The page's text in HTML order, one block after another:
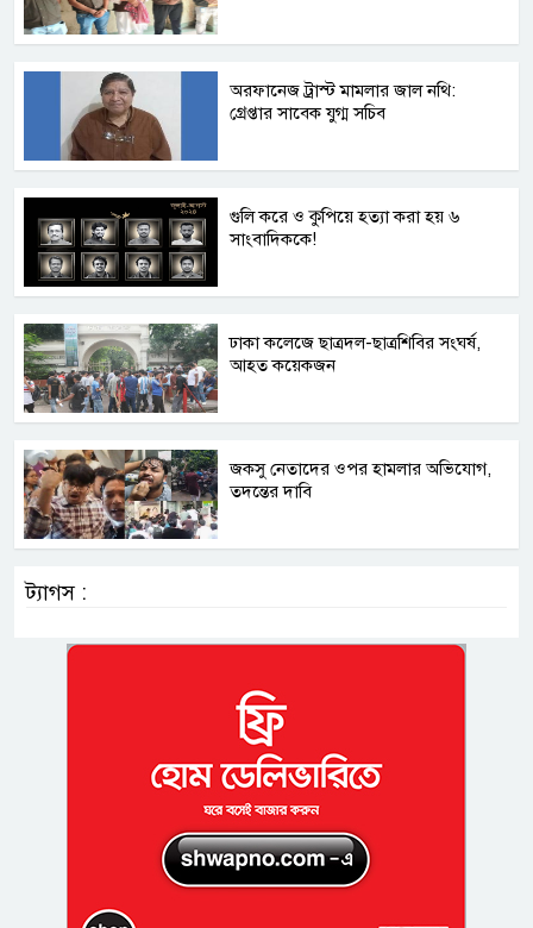
অরফানেজ ট্রাস্ট মামলার জাল নথি:
গ্রেপ্তার সাবেক যুগ্ম সচিব
গুলি করে ও কুপিয়ে হত্যা করা হয় ৬
সাংবাদিককে!
ঢাকা কলেজে ছাত্রদল-ছাত্রশিবির সংঘর্ষ,
আহত কয়েকজন
জকসু নেতাদের ওপর হামলার অভিযোগ,
তদন্তের দাবি
ট্যাগস :